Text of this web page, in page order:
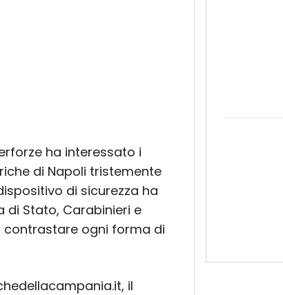
ha interessato i
di Napoli tristemente
di sicurezza ha
di Stato, Carabinieri e
contrastare ogni forma di
il